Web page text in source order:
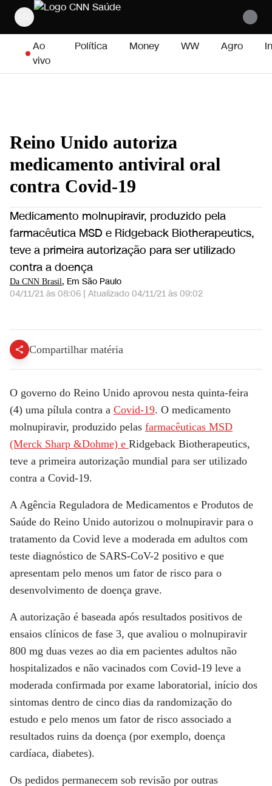
Pular para o conteúdo
Ao
vivo
Política Money WW Agro
Reino Unido autoriza
medicamento antiviral oral
contra Covid-19
Medicamento molnupiravir, produzido pela
farmacêutica MSD e Ridgeback Biotherapeutics,
teve a primeira autorização para ser utilizado
contra a doença
Da CNN Brasil, Em São Paulo
04/11/21 às 08:06 | Atualizado 04/11/21 às 09:02
Reino Unido autoriza medicamento contra Covid-19 | NOVO DIA
Compartilhar matéria
O governo do Reino Unido aprovou nesta quinta-feira
(4) uma pílula contra a Covid-19. O medicamento
molnupiravir, produzido pelas farmacêuticas MSD
(Merck Sharp &Dohme) e Ridgeback Biotherapeutics,
teve a primeira autorização mundial para ser utilizado
contra a Covid-19.
A Agência Reguladora de Medicamentos e Produtos de
Saúde do Reino Unido autorizou o molnupiravir para o
tratamento da Covid leve a moderada em adultos com
teste diagnóstico de SARS-CoV-2 positivo e que
apresentam pelo menos um fator de risco para o
desenvolvimento de doença grave.
A autorização é baseada após resultados positivos de
ensaios clínicos de fase 3, que avaliou o molnupiravir
800 mg duas vezes ao dia em pacientes adultos não
hospitalizados e não vacinados com Covid-19 leve a
moderada confirmada por exame laboratorial, início dos
sintomas dentro de cinco dias da randomização do
estudo e pelo menos um fator de risco associado a
resultados ruins da doença (por exemplo, doença
cardíaca, diabetes).
Os pedidos permanecem sob revisão por outras